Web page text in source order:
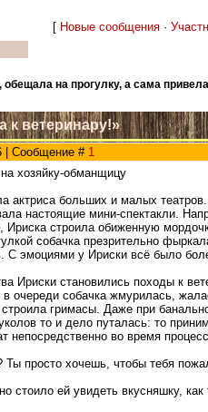
[ Новые сообщения ·
на прогулку, а сама
к ветеринару!»
| Сообщение # 1
хозяйку-обманщицу
актриса больших и малых
настоящие мини-спектакли.
Ириска строила обиженную
собачка презрительно
С эмоциями у Ириски всё было
Ириски становились походы к
очереди собачка жмурилась,
гримасы. Даже при
то и дело путалась: то
непосредственно во время
просто хочешь, чтобы тебя
стоило ей увидеть вкусняшку,